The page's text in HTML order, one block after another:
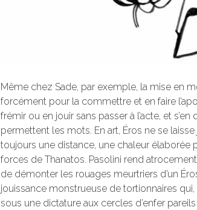
Même chez Sade, par exemple, la mise en
forcément pour la commettre et en faire
frémir ou en jouir sans passer à l’acte, et
permettent les mots. En art, Éros ne se
toujours une distance, une chaleur élaborée
forces de Thanatos. Pasolini rend
de démonter les rouages meurtriers d’un
jouissance monstrueuse de tortionnaires
sous une dictature aux cercles d’enfer